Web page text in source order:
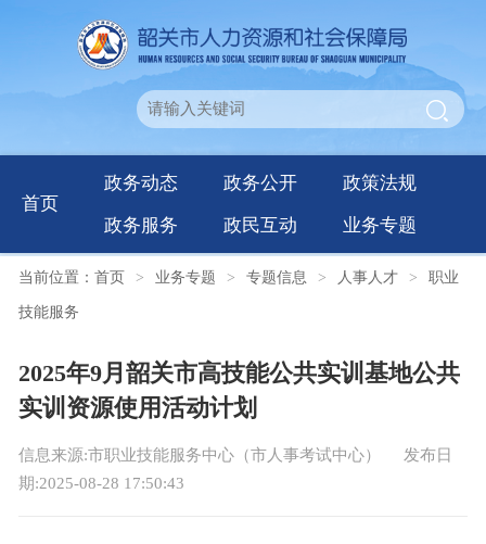
首页
政务动态 政务公开 政策法规
政务服务 政民互动 业务专题
当前位置： 首页 > 业务专题 > 专题信息 > 人事人才 > 职业
技能服务
2025年9月韶关市高技能公共实训基地公共
实训资源使用活动计划
信息来源:市职业技能服务中心（市人事考试中心）
发布日
期:2025-08-28 17:50:43